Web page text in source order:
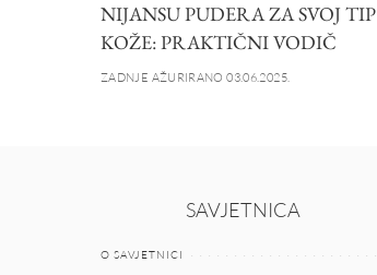
NIJANSU PUDERA ZA SVOJ TIP
KOŽE: PRAKTIČNI VODIČ
ZADNJE AŽURIRANO 03.06.2025.
SAVJETNICA
O SAVJETNICI